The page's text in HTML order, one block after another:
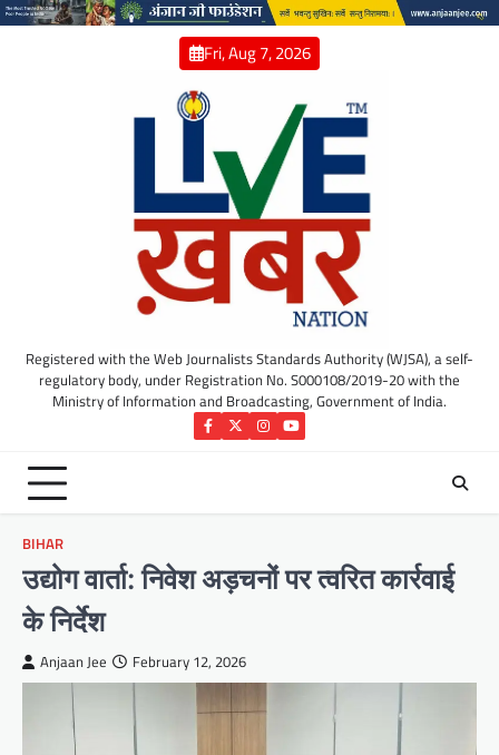
Skip
Fri, Aug 7, 2026
Registered with the Web Journalists Standards Authority (WJSA), a self-
regulatory body, under Registration No. S000108/2019-20 with the
Ministry of Information and Broadcasting, Government of India.
Facebook
TwitterInstagram
YouTube
BIHAR
उद्योग वार्ता: निवेश अड़चनों पर त्वरित कार्रवाई
के निर्देश
Anjaan Jee February 12, 2026